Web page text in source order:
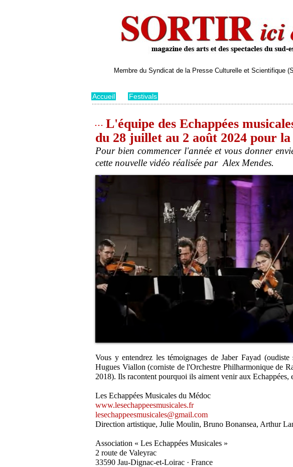
Membre du Syndicat de la Presse Culturelle et Scientifique
Accueil Festivals
L'équipe des Echappées
du 28 juillet au 2 août 2024 pour
Pour bien commencer l'année et vous donner
cette nouvelle vidéo réalisée par Alex Mendes.
Vous y entendrez les témoignages de Jaber Fayad
Hugues Viallon (corniste de l'Orchestre Philharmonique de
2018). Ils racontent pourquoi ils aiment venir aux
Les Echappées Musicales du Médoc
www.lesechappeesmusicales.fr
lesechappeesmusicales@gmail.com
Direction artistique, Julie Moulin, Bruno Bonansea, Arthur
Association « Les Echappées Musicales »
2 route de Valeyrac
33590 Jau-Dignac-et-Loirac · France